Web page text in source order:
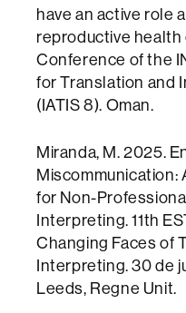
have an active role
reproductive
Conference of the
for Translation and
(IATIS 8). Oman.
Miranda, M. 2025.
Miscommunication:
for Non-
Interpreting. 11th
Changing Faces of
Interpreting. 30 de
Leeds, Regne Unit.